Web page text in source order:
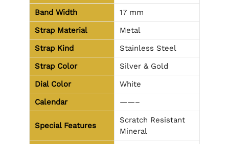
Band Width
17 mm
Strap Material
Metal
Strap Kind
Stainless Steel
Strap Color
Silver & Gold
Dial Color
White
Calendar
——–
Special Features
Scratch Resistant
Mineral